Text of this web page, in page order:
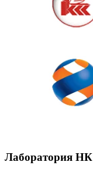
Лаборатория НК